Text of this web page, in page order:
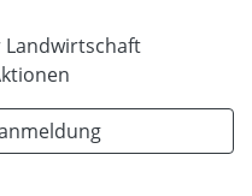
Landwirtschaft